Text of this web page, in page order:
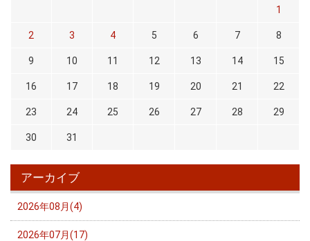
1
2 3 4 5 6 7 8
9 10 11 12 13 14 15
16 17 18 19 20 21 22
23 24 25 26 27 28 29
30 31
アーカイブ
2026年08月(4)
2026年07月(17)